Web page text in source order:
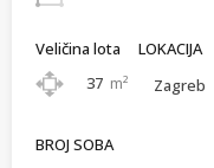
Veličina lota
37 m²
LOKACIJA
Zagreb
BROJ SOBA